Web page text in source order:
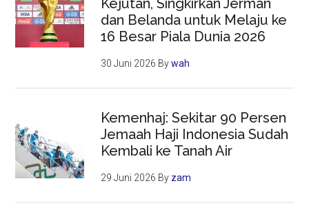
Kejutan, Singkirkan Jerman
dan Belanda untuk Melaju ke
16 Besar Piala Dunia 2026
30 Juni 2026 Bywah
Kemenhaj: Sekitar 90 Persen
Jemaah Haji Indonesia Sudah
Kembali ke Tanah Air
29 Juni 2026 By zam